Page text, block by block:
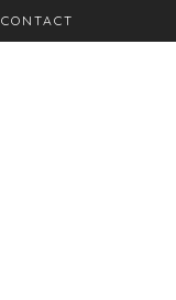
CONTACT